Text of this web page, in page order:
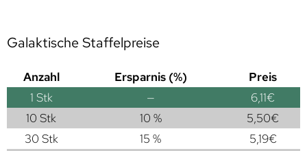
Galaktische Staffelpreise
Anzahl Ersparnis (%)
Preis
1 Stk — 6,11€
10 Stk
10 % 5,50€
30 Stk
15 % 5,19€